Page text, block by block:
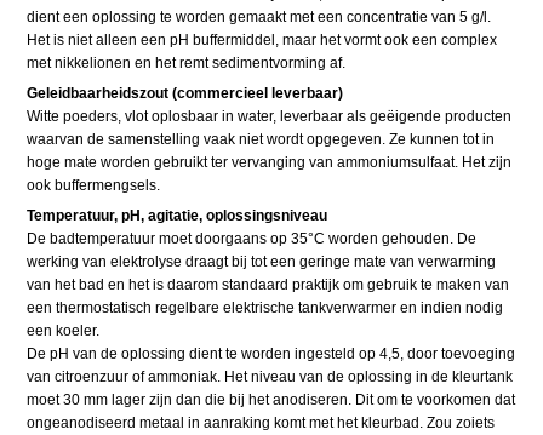
dient een oplossing te worden gemaakt met een concentratie van 5 g/l.
Het is niet alleen een pH buffermiddel, maar het vormt ook een complex
met nikkelionen en het remt sedimentvorming af.
Geleidbaarheidszout (commercieel leverbaar)
Witte poeders, vlot oplosbaar in water, leverbaar als geëigende producten
waarvan de samenstelling vaak niet wordt opgegeven. Ze kunnen tot in
hoge mate worden gebruikt ter vervanging van ammoniumsulfaat. Het zijn
ook buffermengsels.
Temperatuur, pH, agitatie, oplossingsniveau
De badtemperatuur moet doorgaans op 35°C worden gehouden. De
werking van elektrolyse draagt bij tot een geringe mate van verwarming
van het bad en het is daarom standaard praktijk om gebruik te maken van
een thermostatisch regelbare elektrische tankverwarmer en indien nodig
een koeler.
De pH van de oplossing dient te worden ingesteld op 4,5, door toevoeging
van citroenzuur of ammoniak. Het niveau van de oplossing in de kleurtank
moet 30 mm lager zijn dan die bij het anodiseren. Dit om te voorkomen dat
ongeanodiseerd metaal in aanraking komt met het kleurbad. Zou zoiets